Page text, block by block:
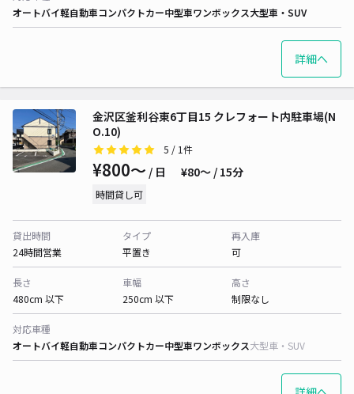
オートバイ軽自動車コンパクトカー中型車ワンボックス大型車・SUV
詳細へ
金沢区釜利谷東6丁目15 クレフォート内駐車場(N
O.10)
5 / 1件
¥800〜 / 日 ¥80〜 / 15分
時間貸し可
貸出時間
24時間営業
タイプ
平置き
再入庫
可
長さ
480cm 以下
車幅
250cm 以下
高さ
制限なし
対応車種
オートバイ軽自動車コンパクトカー中型車ワンボックス大型車・SUV